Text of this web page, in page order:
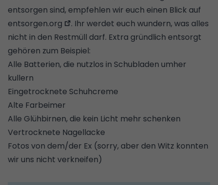
entsorgen sind, empfehlen wir euch einen Blick auf
entsorgen.org
. Ihr werdet euch wundern, was alles
nicht in den Restmüll darf. Extra gründlich entsorgt
gehören zum Beispiel:
Alle Batterien, die nutzlos in Schubladen umher
kullern
Eingetrocknete Schuhcreme
Alte Farbeimer
Alle Glühbirnen, die kein Licht mehr schenken
Vertrocknete Nagellacke
Fotos von dem/der Ex (sorry, aber den Witz konnten
wir uns nicht verkneifen)